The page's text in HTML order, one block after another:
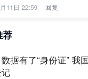
11日 22:59 回复
荐
据有了“身份证” 我